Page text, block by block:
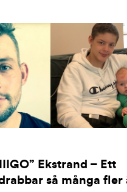
Ekstrand – Ett
så många fler